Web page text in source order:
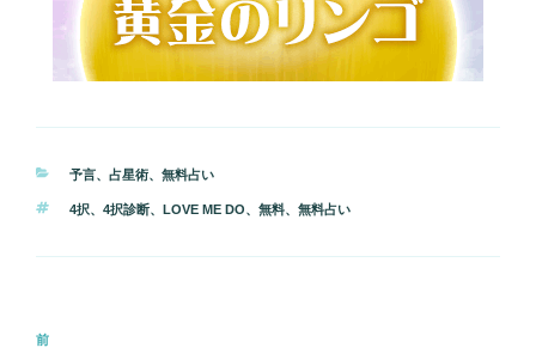
カ
ゴ
ー
予言、 占星術、 無料占い
タ
4択、 4択診断、 LOVE ME DO、 無料、 無料占い
投
前
前